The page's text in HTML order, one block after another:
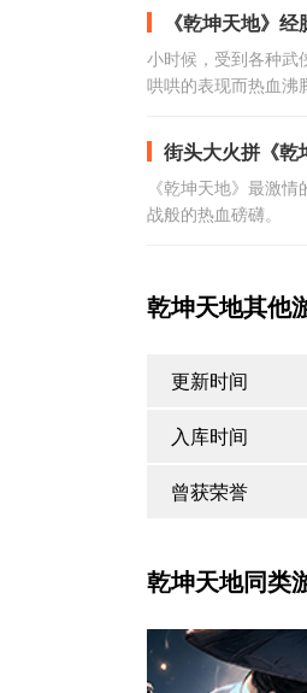
《乾坤天地》
小时候，受到各种武
哄哄的表现而热血沸
街头大火拼《乾
《乾坤天地》最激
战般的热血磅礴。
乾坤天地其他
更新时间
入库时间
曾获荣誉
乾坤天地同类